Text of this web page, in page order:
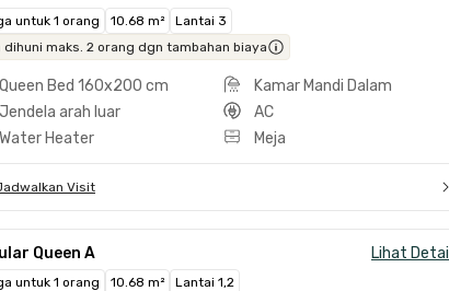
untuk 1 orang 10.68 m²
Lantai 3
dihuni maks. 2 orang dgn tambahan biaya
Queen Bed 160x200 cm
Kamar Mandi Dalam
Jendela arah luar
AC
Water Heater
Meja
Visit
Queen A Lihat Detail
untuk 1 orang 10.68 m²
Lantai 1,2